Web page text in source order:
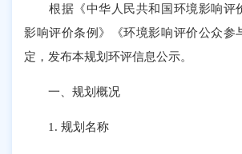
根据《中华人民共和国环境影响评
影响评价条例》《环境影响评价公众参
定，发布本规划环评信息公示。
一、规划概况
1. 规划名称